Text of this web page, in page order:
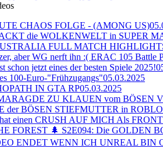
CHAOS FOLGE - (AMONG US)
die WOLKENWELT in SUPER
FULL MATCH
aber WG nerft ihn :( ERAC 105 Battle
schon jetzt eines der besten Spiele 2025!
100-Euro-"Frühzugangs"05.03.2025
IN GTA RP05.03.2025
ZU KLAUEN vom BÖSEN
der BÖSEN STIEFMUTTER in
einen CRUSH AUF MICH Als
FOREST 🌲 S2E094: Die GOLDEN
ENDET WENN ICH UNREAL BIN